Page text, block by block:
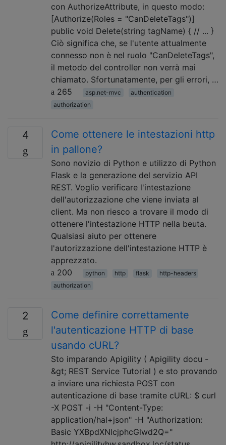
con AuthorizeAttribute, in questo modo:
[Authorize(Roles = "CanDeleteTags")]
public void Delete(string tagName) { // ... }
Ciò significa che, se l'utente attualmente
connesso non è nel ruolo "CanDeleteTags",
il metodo del controller non verrà mai
chiamato. Sfortunatamente, per gli errori, …
265
asp.net-mvc
authentication
authorization
4
Come ottenere le intestazioni http
in pallone?
Sono novizio di Python e utilizzo di Python
Flask e la generazione del servizio API
REST. Voglio verificare l'intestazione
dell'autorizzazione che viene inviata al
client. Ma non riesco a trovare il modo di
ottenere l'intestazione HTTP nella beuta.
Qualsiasi aiuto per ottenere
l'autorizzazione dell'intestazione HTTP è
apprezzato.
200
python http flask
http-headers
authorization
2
Come definire correttamente
l'autenticazione HTTP di base
usando cURL?
Sto imparando Apigility ( Apigility docu -
&gt; REST Service Tutorial ) e sto provando
a inviare una richiesta POST con
autenticazione di base tramite cURL: $ curl
-X POST -i -H "Content-Type:
application/hal+json" -H "Authorization:
Basic YXBpdXNlcjphcGlwd2Q="